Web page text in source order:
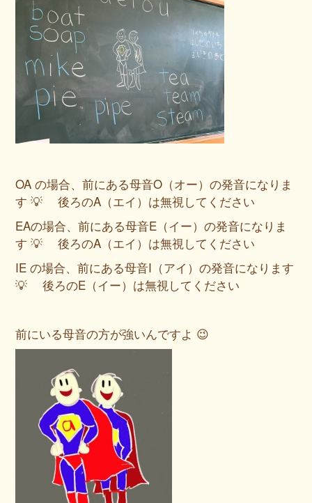
OA の場合、前にある母音O（オー）の発音になりま
す 💡 後ろのA（エイ）は無視してください
EAの場合、前にある母音E（イー）の発音になりま
す 💡 後ろのA（エイ）は無視してください
IE の場合、前にある母音I（アイ）の発音になります
💡 後ろのE（イー）は無視してください
前にいる母音の方が強いんですよ 😉